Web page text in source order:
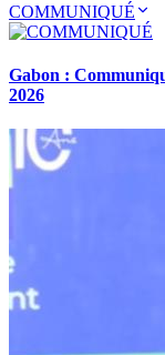
COMMUNIQUÉ
Gabon :
2026